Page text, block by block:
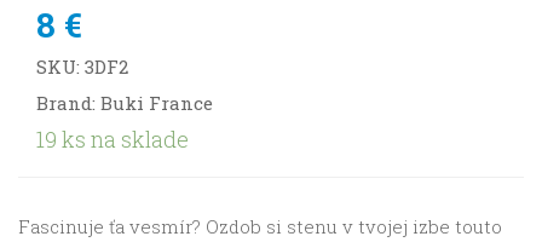
8 €
SKU: 3DF2
Brand: Buki France
19 ks na sklade
Fascinuje ťa vesmír? Ozdob si stenu v tvojej izbe touto